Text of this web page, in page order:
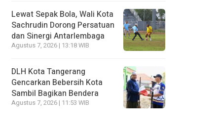
Lewat Sepak Bola, Wali Kota
Sachrudin Dorong Persatuan
dan Sinergi Antarlembaga
Agustus 7, 2026 | 13:18 WIB
DLH Kota Tangerang
Gencarkan Bebersih Kota
Sambil Bagikan Bendera
Agustus 7, 2026 | 11:53 WIB